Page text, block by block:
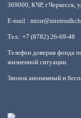
369000, КЧР, г.Черкесск,
E-mail :
Тел.: +7 (8782) 26-69-48
Телефон доверия фонда
жизненной ситуации.
Звонок анонимный и